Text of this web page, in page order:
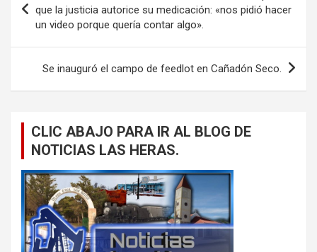
de
entradas
que la justicia autorice su medicación: «nos pidió hacer
un video porque quería contar algo».
Se inauguró el campo de feedlot en Cañadón Seco.
CLIC ABAJO PARA IR AL BLOG DE
NOTICIAS LAS HERAS.